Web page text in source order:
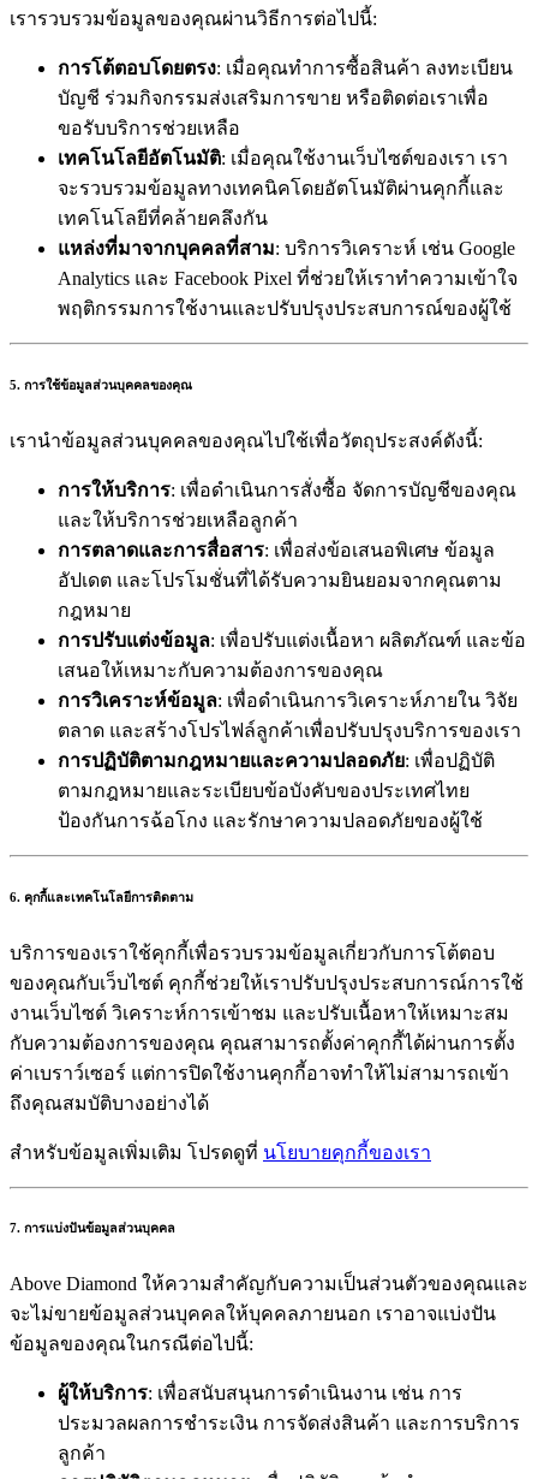
เรารวบรวมข้อมูลของคุณผ่านวิธีการต่อไปนี้:
การโต้ตอบโดยตรง: เมื่อคุณทำการซื้อสินค้า ลงทะเบียน
บัญชี ร่วมกิจกรรมส่งเสริมการขาย หรือติดต่อเราเพื่อ
ขอรับบริการช่วยเหลือ
เทคโนโลยีอัตโนมัติ: เมื่อคุณใช้งานเว็บไซต์ของเรา เรา
จะรวบรวมข้อมูลทางเทคนิคโดยอัตโนมัติผ่านคุกกี้และ
เทคโนโลยีที่คล้ายคลึงกัน
แหล่งที่มาจากบุคคลที่สาม: บริการวิเคราะห์ เช่น Google
Analytics และ Facebook Pixel ที่ช่วยให้เราทำความเข้าใจ
พฤติกรรมการใช้งานและปรับปรุงประสบการณ์ของผู้ใช้
5. การใช้ข้อมูลส่วนบุคคลของคุณ
เรานำข้อมูลส่วนบุคคลของคุณไปใช้เพื่อวัตถุประสงค์ดังนี้:
การให้บริการ: เพื่อดำเนินการสั่งซื้อ จัดการบัญชีของคุณ
และให้บริการช่วยเหลือลูกค้า
การตลาดและการสื่อสาร: เพื่อส่งข้อเสนอพิเศษ ข้อมูล
อัปเดต และโปรโมชั่นที่ได้รับความยินยอมจากคุณตาม
กฎหมาย
การปรับแต่งข้อมูล: เพื่อปรับแต่งเนื้อหา ผลิตภัณฑ์ และข้อ
เสนอให้เหมาะกับความต้องการของคุณ
การวิเคราะห์ข้อมูล: เพื่อดำเนินการวิเคราะห์ภายใน วิจัย
ตลาด และสร้างโปรไฟล์ลูกค้าเพื่อปรับปรุงบริการของเรา
การปฏิบัติตามกฎหมายและความปลอดภัย: เพื่อปฏิบัติ
ตามกฎหมายและระเบียบข้อบังคับของประเทศไทย
ป้องกันการฉ้อโกง และรักษาความปลอดภัยของผู้ใช้
6. คุกกี้และเทคโนโลยีการติดตาม
บริการของเราใช้คุกกี้เพื่อรวบรวมข้อมูลเกี่ยวกับการโต้ตอบ
ของคุณกับเว็บไซต์ คุกกี้ช่วยให้เราปรับปรุงประสบการณ์การใช้
งานเว็บไซต์ วิเคราะห์การเข้าชม และปรับเนื้อหาให้เหมาะสม
กับความต้องการของคุณ คุณสามารถตั้งค่าคุกกี้ได้ผ่านการตั้ง
ค่าเบราว์เซอร์ แต่การปิดใช้งานคุกกี้อาจทำให้ไม่สามารถเข้า
ถึงคุณสมบัติบางอย่างได้
สำหรับข้อมูลเพิ่มเติม โปรดดูที่ นโยบายคุกกี้ของเรา
7. การแบ่งปันข้อมูลส่วนบุคคล
Above Diamond ให้ความสำคัญกับความเป็นส่วนตัวของคุณและ
จะไม่ขายข้อมูลส่วนบุคคลให้บุคคลภายนอก เราอาจแบ่งปัน
ข้อมูลของคุณในกรณีต่อไปนี้:
ผู้ให้บริการ: เพื่อสนับสนุนการดำเนินงาน เช่น การ
ประมวลผลการชำระเงิน การจัดส่งสินค้า และการบริการ
ลูกค้า